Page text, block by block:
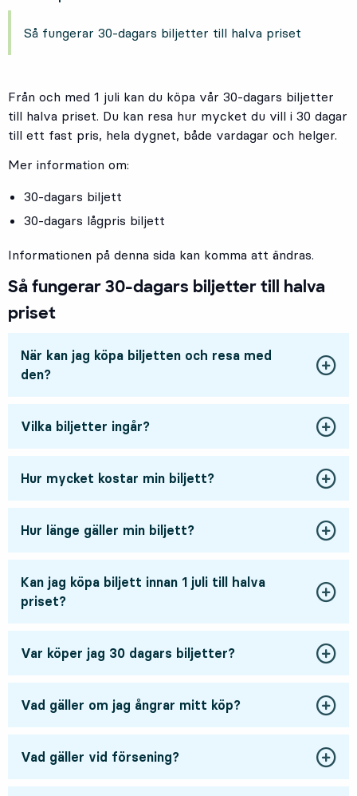
Så fungerar 30-dagars biljetter till halva priset
Från och med 1 juli kan du köpa vår 30-dagars biljetter
till halva priset. Du kan resa hur mycket du vill i 30 dagar
till ett fast pris, hela dygnet, både vardagar och helger.
Mer information om:
30-dagars biljett
30-dagars lågpris biljett
Informationen på denna sida kan komma att ändras.
Så fungerar 30-dagars biljetter till halva
priset
När kan jag köpa biljetten och resa med
den?
Vilka biljetter ingår?
Hur mycket kostar min biljett?
Hur länge gäller min biljett?
Kan jag köpa biljett innan 1 juli till halva
priset?
Var köper jag 30 dagars biljetter?
Vad gäller om jag ångrar mitt köp?
Vad gäller vid försening?